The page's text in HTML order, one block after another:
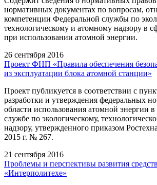
нормативных документах по вопросам,
компетенции Федеральной службы по
технологическому и атомному надзору в
при использовании атомной энергии.
26 сентября 2016
Проект ФНП «Правила обеспечения
из эксплуатации блока атомной станции»
Проект публикуется в соответствии с
разработки и утверждения федеральных
области использования атомной энергии
службе по экологическому,
надзору, утвержденного приказом
2015 г. № 267.
21 сентября 2016
Проблемы и перспективы развития
«Интерполитехе»